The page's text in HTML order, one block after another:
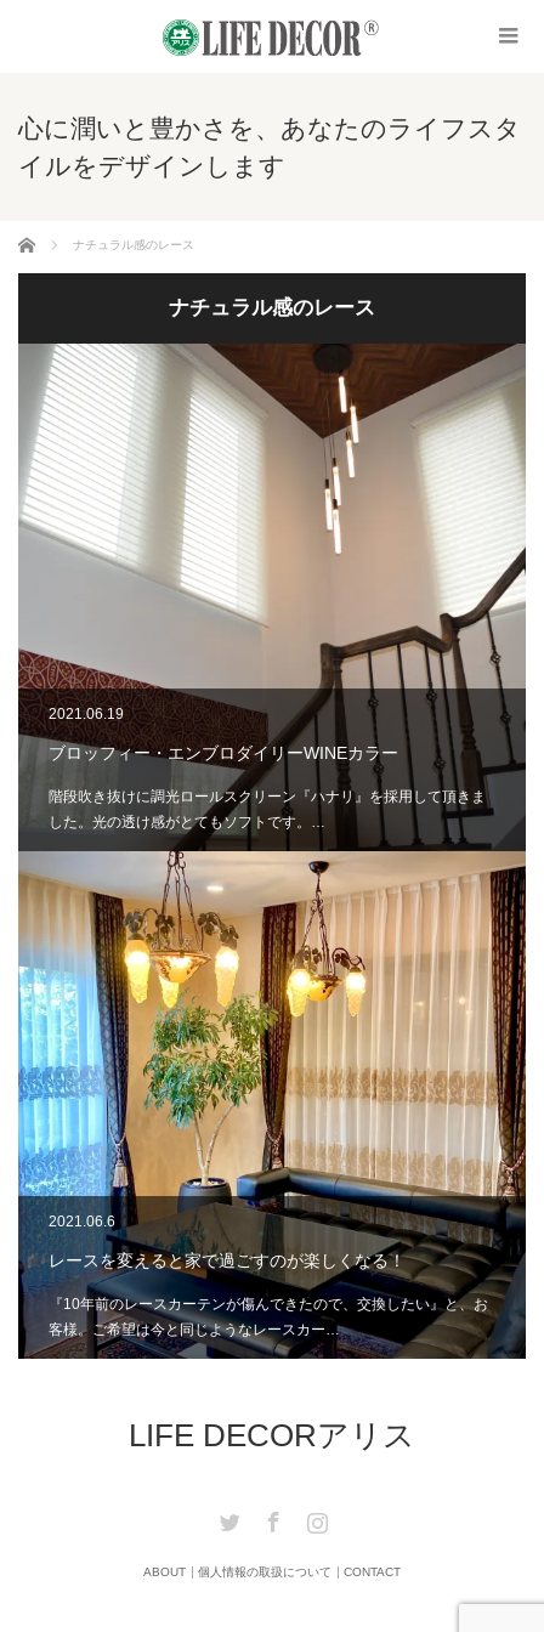
心に潤いと豊かさを、あなたのライフスタ
イルをデザインします
ホーム ナチュラル感のレース
ナチュラル感のレース
2021.06.19
ブロッフィー・エンブロダイリーWINEカラー
階段吹き抜けに調光ロールスクリーン『ハナリ』を採用して頂きま
した。光の透け感がとてもソフトです。…
2021.06.6
レースを変えると家で過ごすのが楽しくなる！
『10年前のレースカーテンが傷んできたので、交換したい』と、お
客様。ご希望は今と同じようなレースカー…
LIFE DECORアリス
Twitter Facebook
ABOUT 個人情報の取扱について CONTACT